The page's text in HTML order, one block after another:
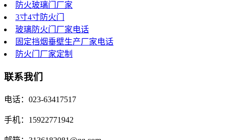
防火玻璃门厂家
3寸4寸防火门
玻璃防火门厂家电话
固定挡烟垂壁生产厂家电话
防火门厂家定制
联系我们
电话：023-63417517
手机：15922771942